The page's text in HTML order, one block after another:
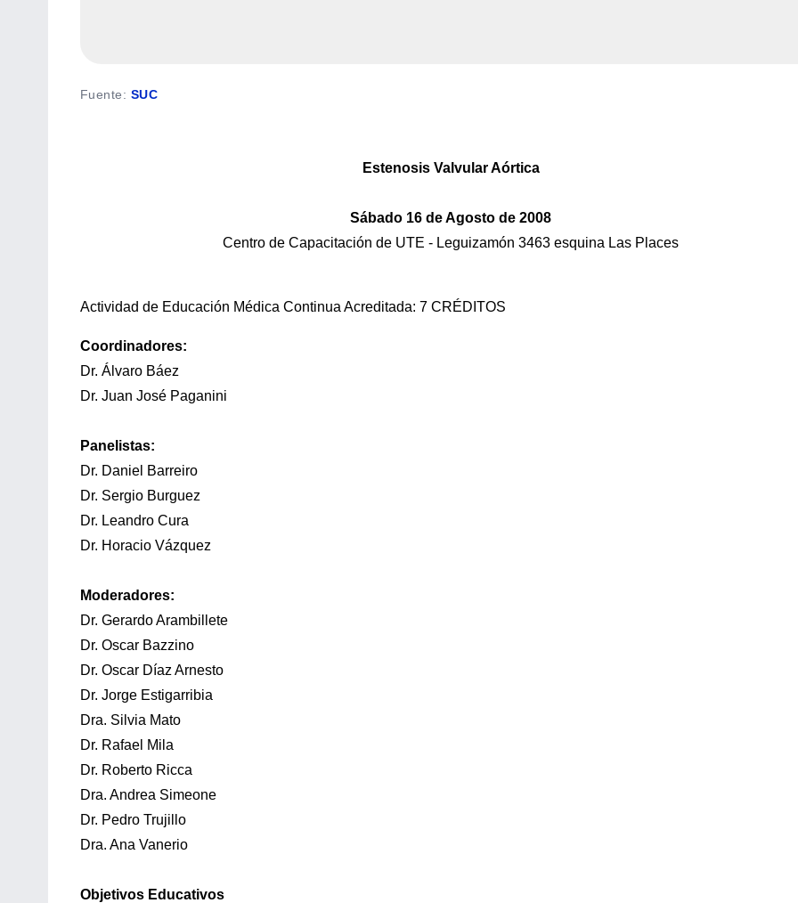
Fuente: SUC
Estenosis Valvular Aórtica
Sábado 16 de Agosto de 2008
Centro de Capacitación de UTE - Leguizamón 3463 esquina Las Places
Actividad de Educación Médica Continua Acreditada: 7 CRÉDITOS
Coordinadores:
Dr. Álvaro Báez
Dr. Juan José Paganini
Panelistas:
Dr. Daniel Barreiro
Dr. Sergio Burguez
Dr. Leandro Cura
Dr. Horacio Vázquez
Moderadores:
Dr. Gerardo Arambillete
Dr. Oscar Bazzino
Dr. Oscar Díaz Arnesto
Dr. Jorge Estigarribia
Dra. Silvia Mato
Dr. Rafael Mila
Dr. Roberto Ricca
Dra. Andrea Simeone
Dr. Pedro Trujillo
Dra. Ana Vanerio
Objetivos Educativos